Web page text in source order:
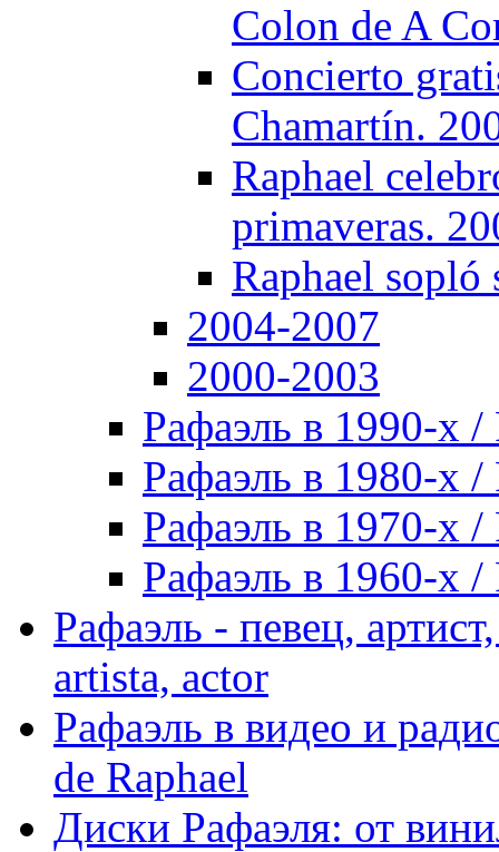
Colon de A
Concierto
Chamartín.
Raphael
primaveras.
Raphael sopló
2004-2007
2000-2003
Рафаэль в 1990-х /
Рафаэль в 1980-х /
Рафаэль в 1970-х /
Рафаэль в 1960-х /
Рафаэль - певец,
artista, actor
Рафаэль в видео и
de Raphael
Диски Рафаэля: от